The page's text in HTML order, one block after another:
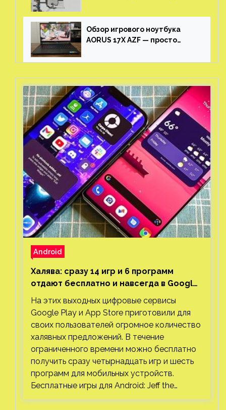
Обзор игрового ноутбука
AORUS 17X AZF — просто
Android
Халява: сразу 14 игр и 6 программ
отдают бесплатно и навсегда в Google
Play и App Store. Есть проект с 1 млн
загрузок
На этих выходных цифровые сервисы
Google Play и App Store приготовили для
своих пользователей огромное количество
халявных предложений. В течение
ограниченного времени можно бесплатно
получить сразу четырнадцать игр и шесть
программ для мобильных устройств.
Бесплатные игры для Android: Jeff the…